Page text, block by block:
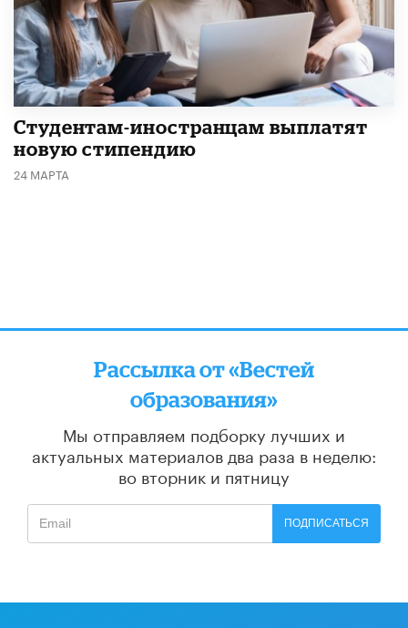
Студентам-иностранцам выплатят
новую стипендию
24 МАРТА
Рассылка от «Вестей
образования»
Мы отправляем подборку лучших и
актуальных материалов два раза в неделю:
во вторник и пятницу
ПОДПИСАТЬСЯ